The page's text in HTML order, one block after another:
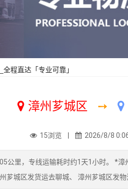
程直达「专业可靠」
漳州芗城区 ➙
15浏览 | 2026/8/8
里，专线运输耗时约1天1小时。 *漳
芗城区发货运去聊城、 漳州芗城区发